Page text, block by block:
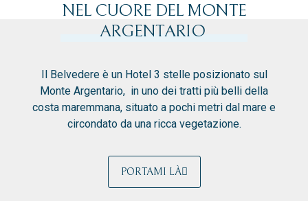
NEL CUORE DEL MONTE
ARGENTARIO
Il Belvedere è un Hotel 3 stelle posizionato sul
Monte Argentario, in uno dei tratti più belli della
costa maremmana, situato a pochi metri dal mare e
circondato da una ricca vegetazione.
PORTAMI LÀ